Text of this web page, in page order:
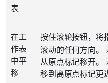
表
在工
作表
中平
移
按住滚轮按钮，将
滚动的任何方向。
从原点标记移开。
移到离原点标记更